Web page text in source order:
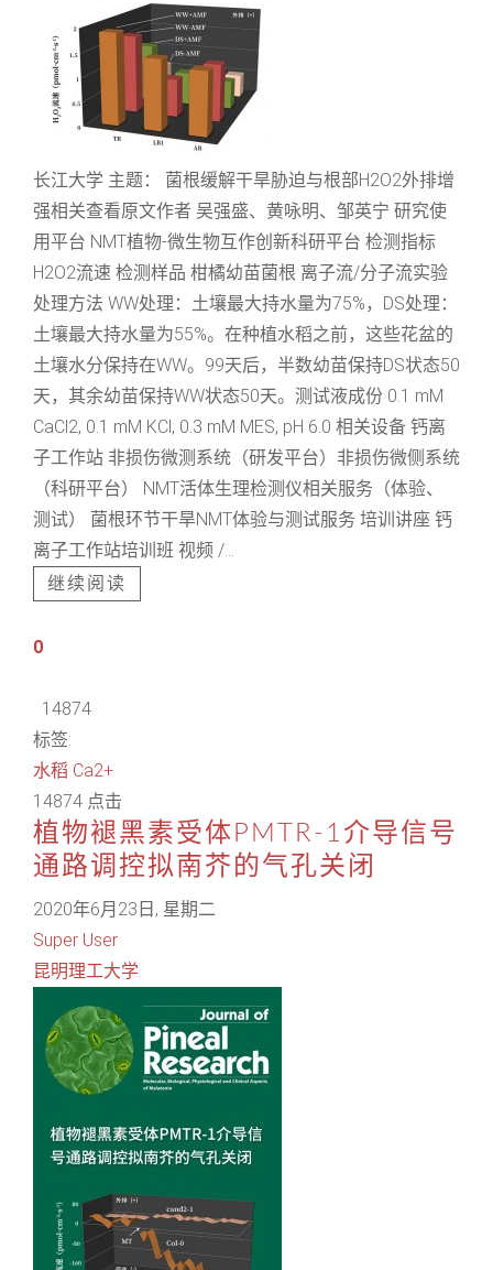
长江大学 主题： 菌根缓解干旱胁迫与根部H2O2外排增
强相关查看原文作者 吴强盛、黄咏明、邹英宁 研究使
用平台 NMT植物-微生物互作创新科研平台 检测指标
H2O2流速 检测样品 柑橘幼苗菌根 离子流/分子流实验
处理方法 WW处理：土壤最大持水量为75%，DS处理：
土壤最大持水量为55%。在种植水稻之前，这些花盆的
土壤水分保持在WW。99天后，半数幼苗保持DS状态50
天，其余幼苗保持WW状态50天。测试液成份 0.1 mM
CaCl2, 0.1 mM KCl, 0.3 mM MES, pH 6.0 相关设备 钙离
子工作站 非损伤微测系统（研发平台）非损伤微侧系统
（科研平台） NMT活体生理检测仪相关服务（体验、
测试） 菌根环节干旱NMT体验与测试服务 培训讲座 钙
离子工作站培训班 视频 /...
继续阅读
0
14874
标签:
水稻 Ca2+
14874 点击
植物褪黑素受体PMTR-1介导信号
通路调控拟南芥的气孔关闭
2020年6月23日, 星期二
Super User
昆明理工大学